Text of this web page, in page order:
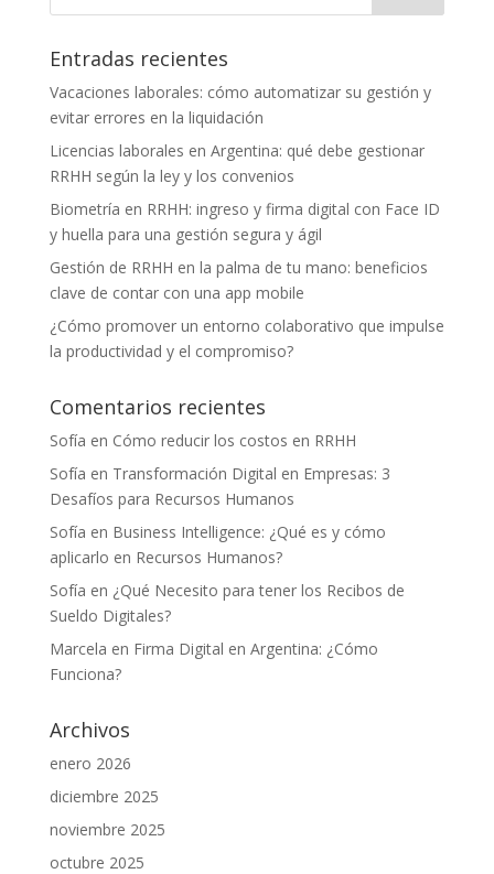
Entradas recientes
Vacaciones laborales: cómo automatizar su gestión y
evitar errores en la liquidación
Licencias laborales en Argentina: qué debe gestionar
RRHH según la ley y los convenios
Biometría en RRHH: ingreso y firma digital con Face ID
y huella para una gestión segura y ágil
Gestión de RRHH en la palma de tu mano: beneficios
clave de contar con una app mobile
¿Cómo promover un entorno colaborativo que impulse
la productividad y el compromiso?
Comentarios recientes
Sofía en Cómo reducir los costos en RRHH
Sofía en Transformación Digital en Empresas: 3
Desafíos para Recursos Humanos
Sofía en Business Intelligence: ¿Qué es y cómo
aplicarlo en Recursos Humanos?
Sofía en ¿Qué Necesito para tener los Recibos de
Sueldo Digitales?
Marcela en Firma Digital en Argentina: ¿Cómo
Funciona?
Archivos
enero 2026
diciembre 2025
noviembre 2025
octubre 2025